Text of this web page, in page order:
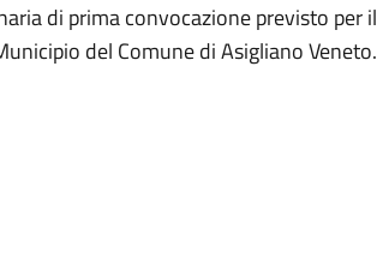
di prima convocazione previsto per il
del Comune di Asigliano Veneto.